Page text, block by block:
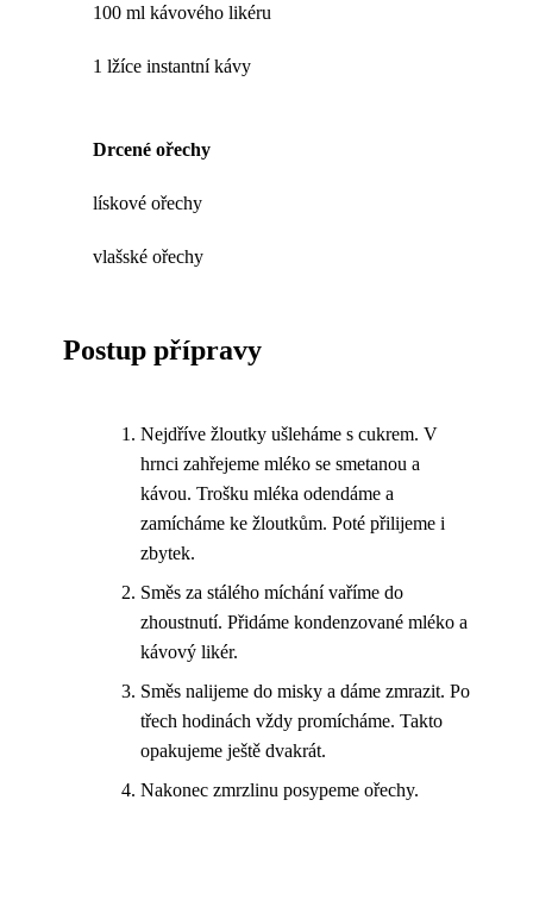
100 ml kávového likéru
1 lžíce instantní kávy
Drcené ořechy
lískové ořechy
vlašské ořechy
Postup přípravy
Nejdříve žloutky ušleháme s cukrem. V
hrnci zahřejeme mléko se smetanou a
kávou. Trošku mléka odendáme a
zamícháme ke žloutkům. Poté přilijeme i
zbytek.
Směs za stálého míchání vaříme do
zhoustnutí. Přidáme kondenzované mléko a
kávový likér.
Směs nalijeme do misky a dáme zmrazit. Po
třech hodinách vždy promícháme. Takto
opakujeme ještě dvakrát.
Nakonec zmrzlinu posypeme ořechy.